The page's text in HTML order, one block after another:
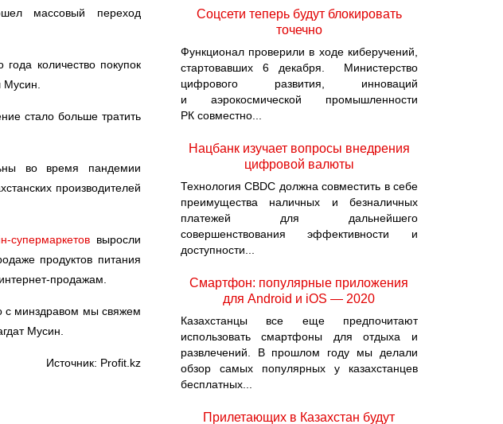
массовый переход
количество покупок
Мусин.
стало больше тратить
во время пандемии
производителей
супермаркетов выросли
продуктов питания
продажам.
с минздравом мы свяжем
Мусин.
Источник: Profit.kz
Cоцсети теперь будут блокировать
точечно
Функционал проверили в ходе киберучений,
стартовавших 6 декабря. Министерство
цифрового развития, инноваций
и аэрокосмической промышленности
РК совместно...
Нацбанк изучает вопросы внедрения
цифровой валюты
Технология CBDC должна совместить в себе
преимущества наличных и безналичных
платежей для дальнейшего
совершенствования эффективности и
доступности...
Смартфон: популярные приложения
для Android и iOS — 2020
Казахстанцы все еще предпочитают
использовать смартфоны для отдыха и
развлечений. В прошлом году мы делали
обзор самых популярных у казахстанцев
бесплатных...
Прилетающих в Казахстан будут